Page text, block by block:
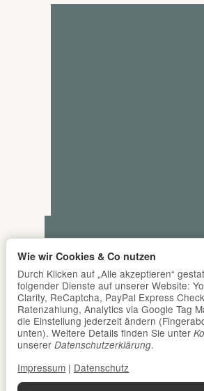
Wie wir Cookies & Co nutzen
Durch Klicken auf „Alle akzeptieren“
folgender Dienste auf unserer Website:
Clarity, ReCaptcha, PayPal Express
Ratenzahlung, Analytics via Google Tag
die Einstellung jederzeit ändern
unten). Weitere Details finden Sie unter
unserer Datenschutzerklärung.
Impressum | Datenschutz